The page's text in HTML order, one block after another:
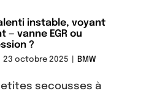
instable, voyant
vanne EGR ou
?
23 octobre 2025 BMW
secousses à